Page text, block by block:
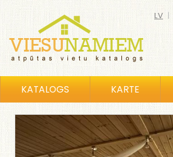
LV |
KATALOGS KARTE